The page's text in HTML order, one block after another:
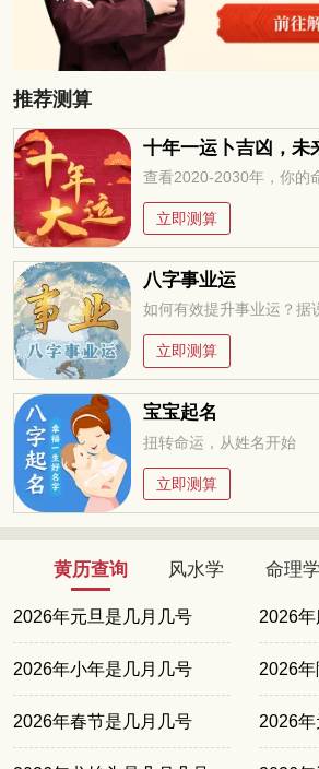
推荐测算
十年一运卜吉凶，未
查看2020-2030年，你的
立即测算
八字事业运
如何有效提升事业运？据
立即测算
宝宝起名
扭转命运，从姓名开始
立即测算
黄历查询 风水学 命理学
2026年元旦是几月几号 2026
2026年小年是几月几号 2026
2026年春节是几月几号 2026